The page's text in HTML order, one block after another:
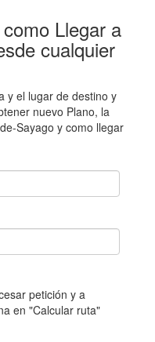
Llegar a
cualquier
y el lugar de destino y
nuevo Plano, la
Sayago y como llegar
petición y a
en "Calcular ruta"